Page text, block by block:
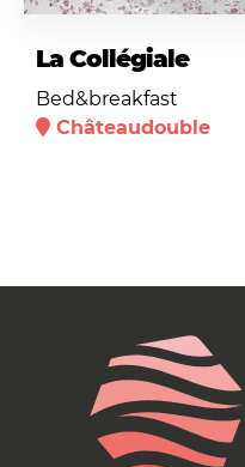
La Collégiale
Bed&breakfast
Châteaudouble